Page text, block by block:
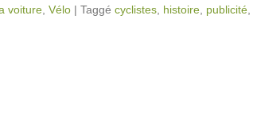
voiture Vélo | Taggé cyclistes histoire publicité